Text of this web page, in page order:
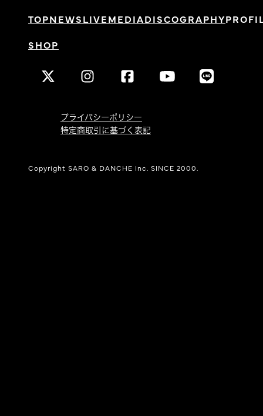
TOPNEWSLIVEMEDIADISCOGRAPHY
SHOP
プライバシーポリシー
特定商取引に基づく表記
Copyright SARO & DANCHE Inc. SINCE 2000.